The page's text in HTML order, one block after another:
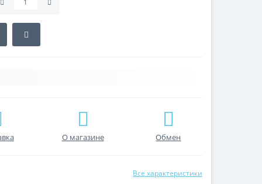
О магазине Обмен
Все характеристики